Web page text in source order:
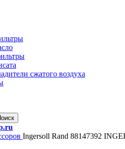
сжатого воздуха
Ingersoll Rand 88147392